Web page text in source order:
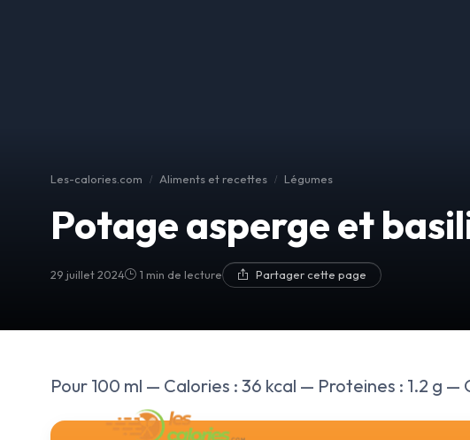
Les-calories.com Aliments et recettes Légumes
Potage asperge et
29 juillet 2024 1 min de lecture Partager cette page
Pour 100 ml — Calories : 36 kcal — Proteines : 1.2 g —